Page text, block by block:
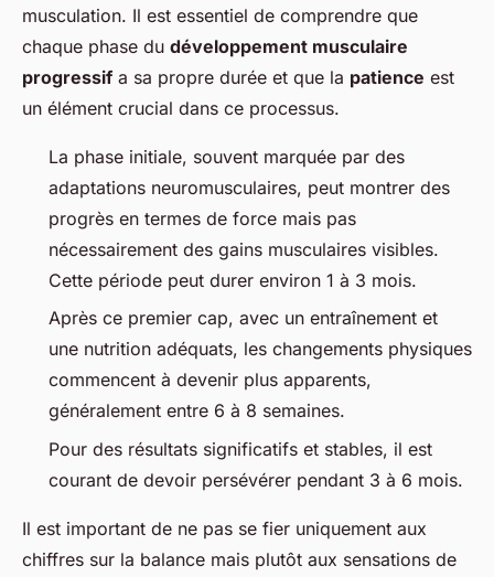
musculation. Il est essentiel de comprendre que
chaque phase du développement musculaire
progressif a sa propre durée et que la patience est
un élément crucial dans ce processus.
La phase initiale, souvent marquée par des
adaptations neuromusculaires, peut montrer des
progrès en termes de force mais pas
nécessairement des gains musculaires visibles.
Cette période peut durer environ 1 à 3 mois.
Après ce premier cap, avec un entraînement et
une nutrition adéquats, les changements physiques
commencent à devenir plus apparents,
généralement entre 6 à 8 semaines.
Pour des résultats significatifs et stables, il est
courant de devoir persévérer pendant 3 à 6 mois.
Il est important de ne pas se fier uniquement aux
chiffres sur la balance mais plutôt aux sensations de